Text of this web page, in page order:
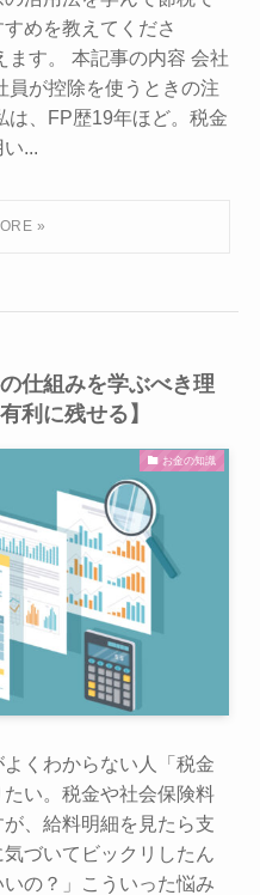
めを教えてくださ
ます。 本記事の内容 会社
員が控除を使うときの注
は、FP歴19年ほど。税金
...
仕組みを学ぶべき理
利に残せる】
お金の知識
くわからない人「税金
い。税金や社会保険料
、給料明細を見たら支
づいてビックリしたん
の？」こういった悩み